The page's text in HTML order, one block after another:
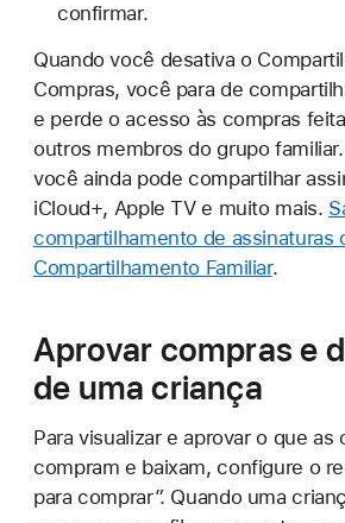
confirmar.
Quando você desativa o
Compras, você para de
e perde o acesso às compras
outros membros do grupo
você ainda pode compartilhar
iCloud+, Apple TV e muito mais.
compartilhamento de assinaturas
Compartilhamento Familiar.
Aprovar compras e
de uma criança
Para visualizar e aprovar o que as
compram e baixam, configure o
para comprar”. Quando uma